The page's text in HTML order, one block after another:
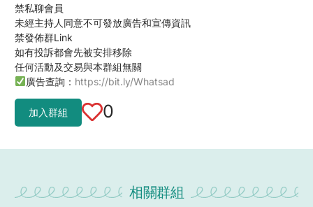
禁私聊會員
未經主持人同意不可發放廣告和宣傳資訊
禁發佈群Link
如有投訴都會先被安排移除
任何活動及交易與本群組無關
廣告查詢： https://bit.ly/Whatsad
加入群組 0
相關群組